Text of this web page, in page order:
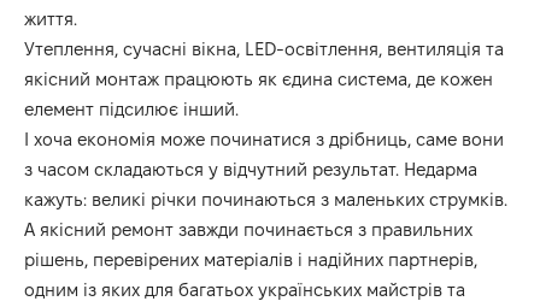
життя.
Утеплення, сучасні вікна, LED-освітлення, вентиляція та
якісний монтаж працюють як єдина система, де кожен
елемент підсилює інший.
І хоча економія може починатися з дрібниць, саме вони
з часом складаються у відчутний результат. Недарма
кажуть: великі річки починаються з маленьких струмків.
А якісний ремонт завжди починається з правильних
рішень, перевірених матеріалів і надійних партнерів,
одним із яких для багатьох українських майстрів та